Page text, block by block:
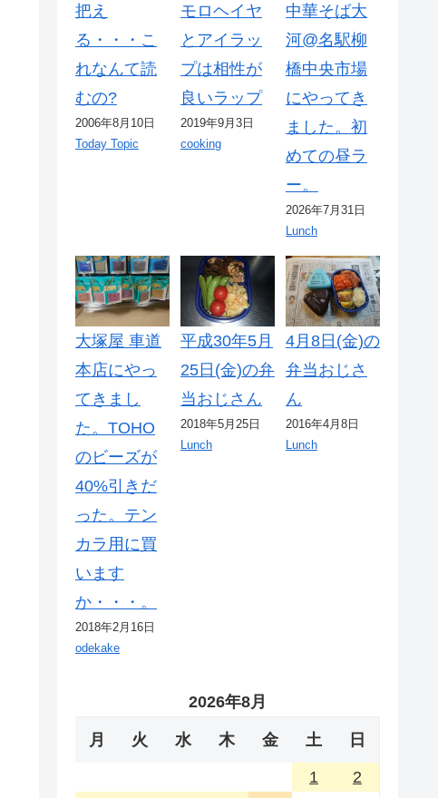
把え
る・・・こ
れなんて読
むの?
2006年8月10日
Today Topic
モロヘイヤ
とアイラッ
プは相性が
良いラップ
2019年9月3日
cooking
中華そば大
河@名駅柳
橋中央市場
にやってき
ました。初
めての昼ラ
ー。
2026年7月31日
Lunch
大塚屋 車道
本店にやっ
てきまし
た。TOHO
のビーズが
40%引きだ
った。テン
カラ用に買
います
か・・・。
2018年2月16日
odekake
平成30年5月
25日(金)の弁
当おじさん
2018年5月25日
Lunch
4月8日(金)の
弁当おじさ
ん
2016年4月8日
Lunch
2026年8月
月 火 水 木 金 土 日
1
2